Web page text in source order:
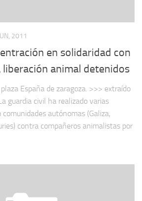
2011
en solidaridad con
animal detenidos
España de zaragoza. >>> extraído
guardia civil ha realizado varias
autónomas (Galiza,
contra compañeros animalistas por